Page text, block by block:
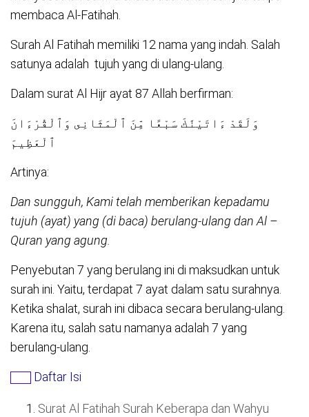
membaca Al-Fatihah.
Surah Al Fatihah memiliki 12 nama yang indah. Salah
satunya adalah tujuh yang di ulang-ulang.
Dalam surat Al Hijr ayat 87 Allah berfirman:
وَلَقَدْ ءَاتَيْنَٰكَ سَبْعًا مِّنَ ٱلْمَثَانِى وَٱلْقُرْءَانَ
ٱلْعَظِيمَ
Artinya:
Dan sungguh, Kami telah memberikan kepadamu
tujuh (ayat) yang (di baca) berulang-ulang dan Al –
Quran yang agung.
Penyebutan 7 yang berulang ini di maksudkan untuk
surah ini. Yaitu, terdapat 7 ayat dalam satu surahnya.
Ketika shalat, surah ini dibaca secara berulang-ulang.
Karena itu, salah satu namanya adalah 7 yang
berulang-ulang.
Daftar Isi
Surat Al Fatihah Surah Keberapa dan Wahyu